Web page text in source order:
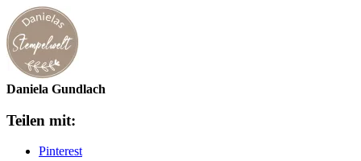
Daniela Gundlach
Teilen mit:
Pinterest